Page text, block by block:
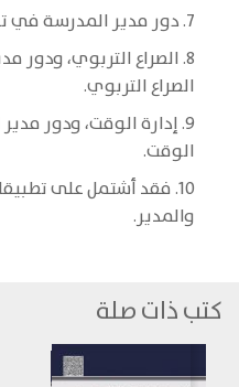
7. دور مدير المدرسة في تفويض السلطة.
8. الصراع التربوي،
الصراع التربوي.
9. إدارة الوقت، ودور
الوقت.
10. فقد أشتمل على
والمدير.
كتب ذات صلة